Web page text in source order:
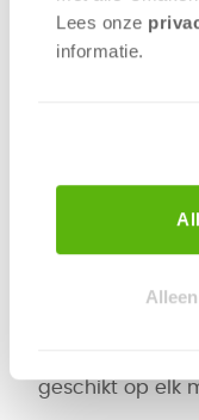
Lees onze
informatie.
olifant te werken?
de lucht komen
bouwen zonder
Vanaf 6 jaar | 2-6
geschikt op elk